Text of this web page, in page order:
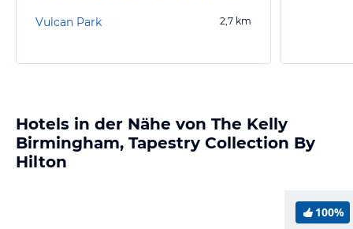
Vulcan Park 2,7 km
Hotels in der Nähe von The Kelly
Birmingham, Tapestry Collection By
Hilton
100%